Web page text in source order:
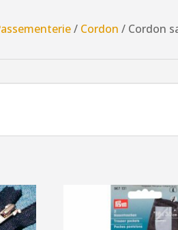
Vert
/ Cordon / Cordon